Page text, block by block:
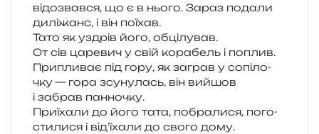
відо­звав­ся, що є в нього. Зараз пода­ли
дилі­жанс, і він поїхав.
Тато як уздрів його, обцілував.
От сів царе­вич у свій кора­бель і поплив.
Припливає під гору, як заграв у сопі­ло­
чку — гора зсу­ну­лась, він вийшов
і забрав панночку.
Приїхали до його тата, побра­ли­ся, пого­
сти­ли­ся і від­’ї­ха­ли до свого дому.